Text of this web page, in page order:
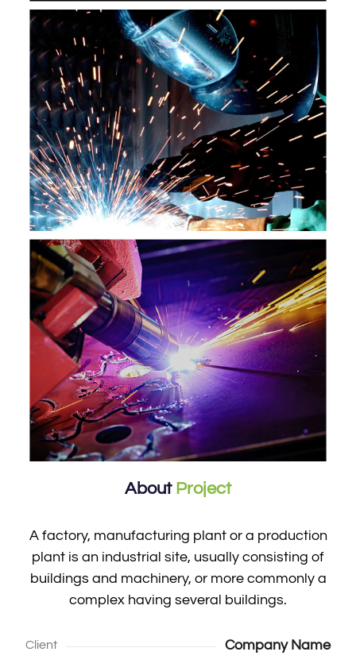
AboutProject
A factory, manufacturing plant or a production
plant is an industrial site, usually consisting of
buildings and machinery, or more commonly a
complex having several buildings.
Client Company Name